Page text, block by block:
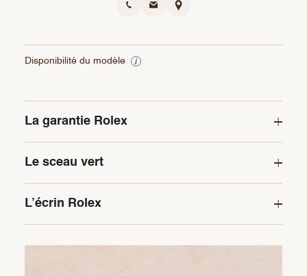
Disponibilité du modèle
La garantie Rolex
Le sceau vert
L’écrin Rolex